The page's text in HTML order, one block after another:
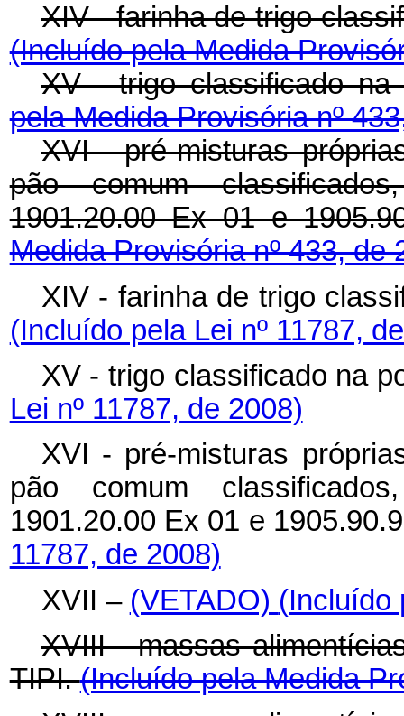
XIV - farinha de trigo
(Incluído pela Medida
XV - trigo classificado
pela Medida Provisória nº
XVI - pré-misturas
pão comum
1901.20.00 Ex 01 e
Medida Provisória nº 433, de
XIV - farinha de trigo
(Incluído pela Lei nº 11787,
XV - trigo classificado na
Lei nº 11787, de 2008)
XVI - pré-misturas
pão comum
1901.20.00 Ex 01 e
11787, de 2008)
XVII – (VETADO) (Incluído
XVIII - massas
TIPI.(Incluído pela Medida